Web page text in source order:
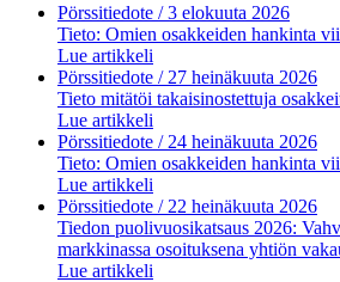
Pörssitiedote / 3 elokuuta 2026
Tieto: Omien osakkeiden hankinta
Lue artikkeli
Pörssitiedote / 27 heinäkuuta 2026
Tieto mitätöi takaisinostettuja
Lue artikkeli
Pörssitiedote / 24 heinäkuuta 2026
Tieto: Omien osakkeiden hankinta
Lue artikkeli
Pörssitiedote / 22 heinäkuuta 2026
Tiedon puolivuosikatsaus 2026:
markkinassa osoituksena yhtiön
Lue artikkeli